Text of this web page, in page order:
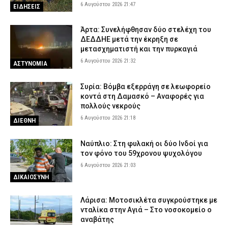
ΕΙΔΗΣΕΙΣ 6 Αυγούστου 2026 21:47
ΑΣΤΥΝΟΜΙΑ
Άρτα: Συνελήφθησαν δύο στελέχη του
ΔΕΔΔΗΕ μετά την έκρηξη σε
μετασχηματιστή και την πυρκαγιά
6 Αυγούστου 2026 21:32
ΔΙΕΘΝΗ
Συρία: Βόμβα εξερράγη σε λεωφορείο
κοντά στη Δαμασκό – Αναφορές για
πολλούς νεκρούς
6 Αυγούστου 2026 21:18
ΔΙΚΑΙΟΣΥΝΗ
Ναύπλιο: Στη φυλακή οι δύο Ινδοί για
τον φόνο του 59χρονου ψυχολόγου
6 Αυγούστου 2026 21:03
Λάρισα: Μοτοσικλέτα συγκρούστηκε με
νταλίκα στην Αγιά – Στο νοσοκομείο ο
αναβάτης